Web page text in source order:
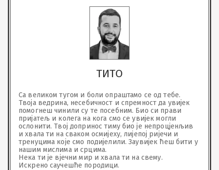
ТИТО
Са великом тугом и боли опраштамо се од тебе.
Твоја ведрина, несебичност и спремност да увијек
помогнеш чинили су те посебним. Био си прави
пријатељ и колега на кога смо се увијек могли
ослонити. Твој допринос тиму био је непроцјенљив
и хвала ти на сваком осмијеху, лијепој ријечи и
тренуцима које смо подијелили. Заувијек ћеш бити у
нашим мислима и срцима.
Нека ти је вјечни мир и хвала ти на свему.
Искрено саучешће породици.